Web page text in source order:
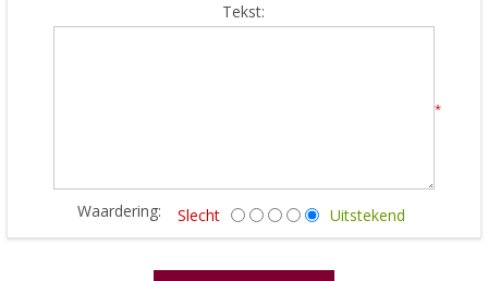
Tekst:
*
Waardering: Slecht Uitstekend